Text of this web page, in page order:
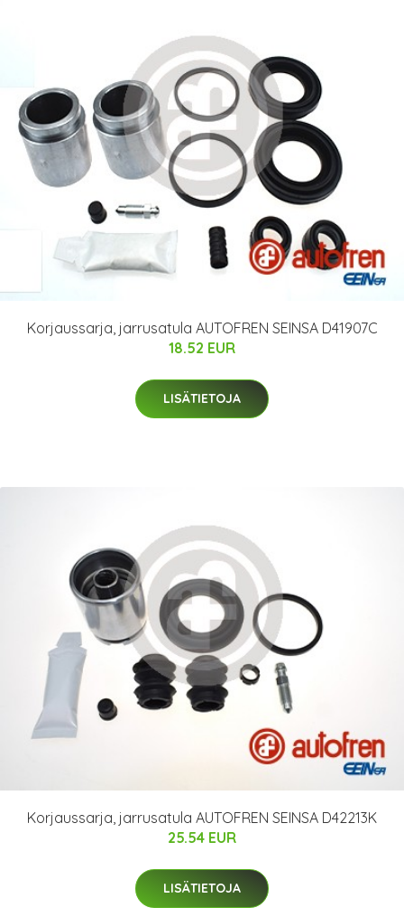
Korjaussarja, jarrusatula AUTOFREN SEINSA D41907C
18.52 EUR
LISÄTIETOJA
Korjaussarja, jarrusatula AUTOFREN SEINSA D42213K
25.54 EUR
LISÄTIETOJA